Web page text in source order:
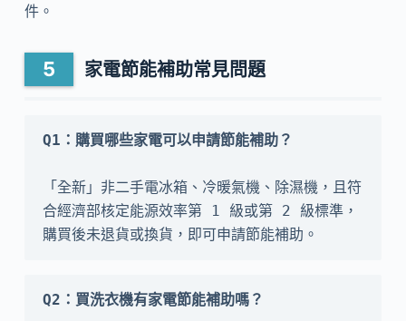
件。
家電節能補助常見問題
「全新」非二手電冰箱、冷暖氣機、除濕機，且符
合經濟部核定能源效率第 1 級或第 2 級標準，
購買後未退貨或換貨，即可申請節能補助。